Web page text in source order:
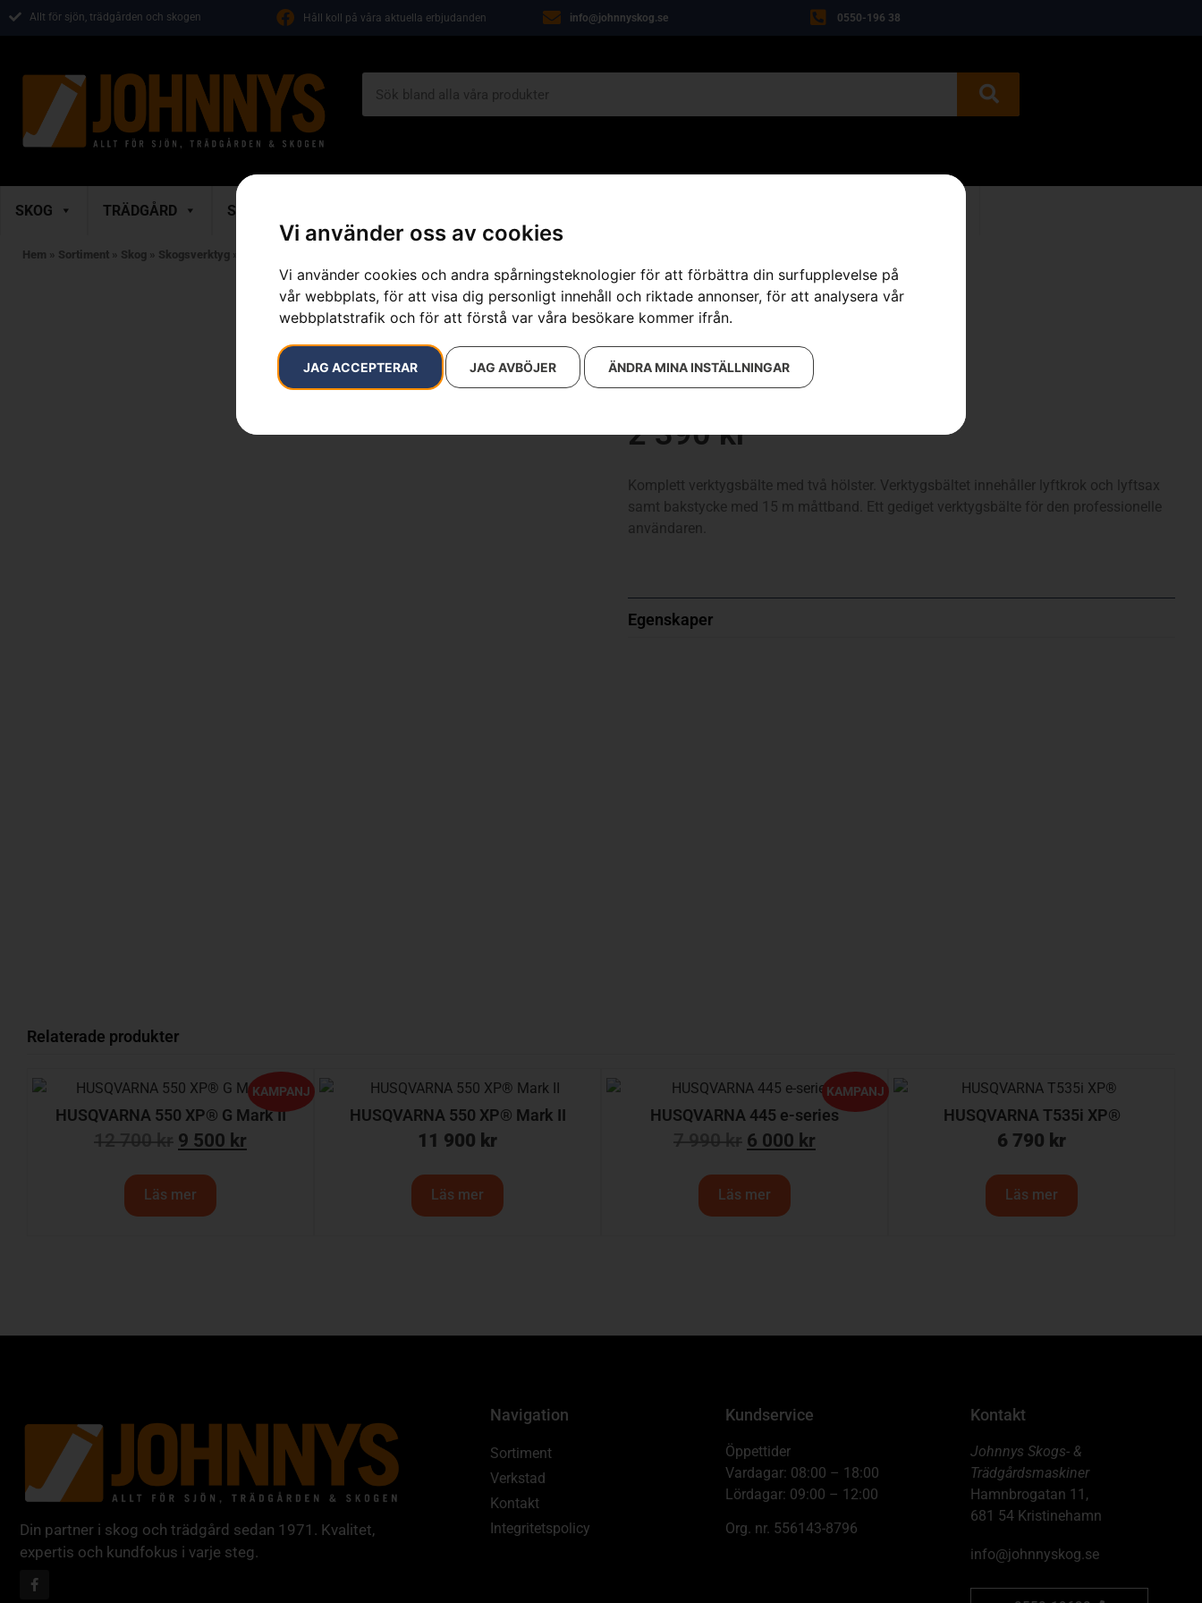
Vi använder oss av cookies
Vi använder cookies och andra spårningsteknologier för att förbättra din surfupplevelse på
vår webbplats, för att visa dig personligt innehåll och riktade annonser, för att analysera vår
webbplatstrafik och för att förstå var våra besökare kommer ifrån.
JAG ACCEPTERAR JAG AVBÖJER ÄNDRA MINA INSTÄLLNINGAR
Allt för sjön, trädgården och skogen Håll koll på våra aktuella erbjudanden info@johnnyskog.se 0550-196 38
SKOG TRÄDGÅRD SKOR & KLÄDER
Hem » Sortiment » Skog » Skogsverktyg »
Verktygsbälte, komplett
Artikelnummer: 505699015
Skogsverktyg
2 390kr
Komplett verktygsbälte med två hölster. Verktygsbältet innehåller lyftkrok och lyftsax
samt bakstycke med 15 m måttband. Ett gediget verktygsbälte för den professionelle
användaren.
Egenskaper
Relaterade produkter
KAMPANJ
HUSQVARNA 550 XP® G Mark II
12 700 kr 9 500 kr
Läs mer
HUSQVARNA 550 XP® Mark II
11 900 kr
Läs mer
KAMPANJ
HUSQVARNA 445 e-series
7 990 kr 6 000 kr
Läs mer
HUSQVARNA T535i XP®
6 790 kr
Läs mer
Din partner i skog och trädgård sedan 1971. Kvalitet,
expertis och kundfokus i varje steg.
Navigation
Sortiment
Verkstad
Kontakt
Integritetspolicy
Kundservice
Öppettider
Vardagar: 08:00 – 18:00
Lördagar: 09:00 – 12:00
Org. nr. 556143-8796
Kontakt
Johnnys Skogs- &
Trädgårdsmaskiner
Hamnbrogatan 11,
681 54 Kristinehamn
info@johnnyskog.se